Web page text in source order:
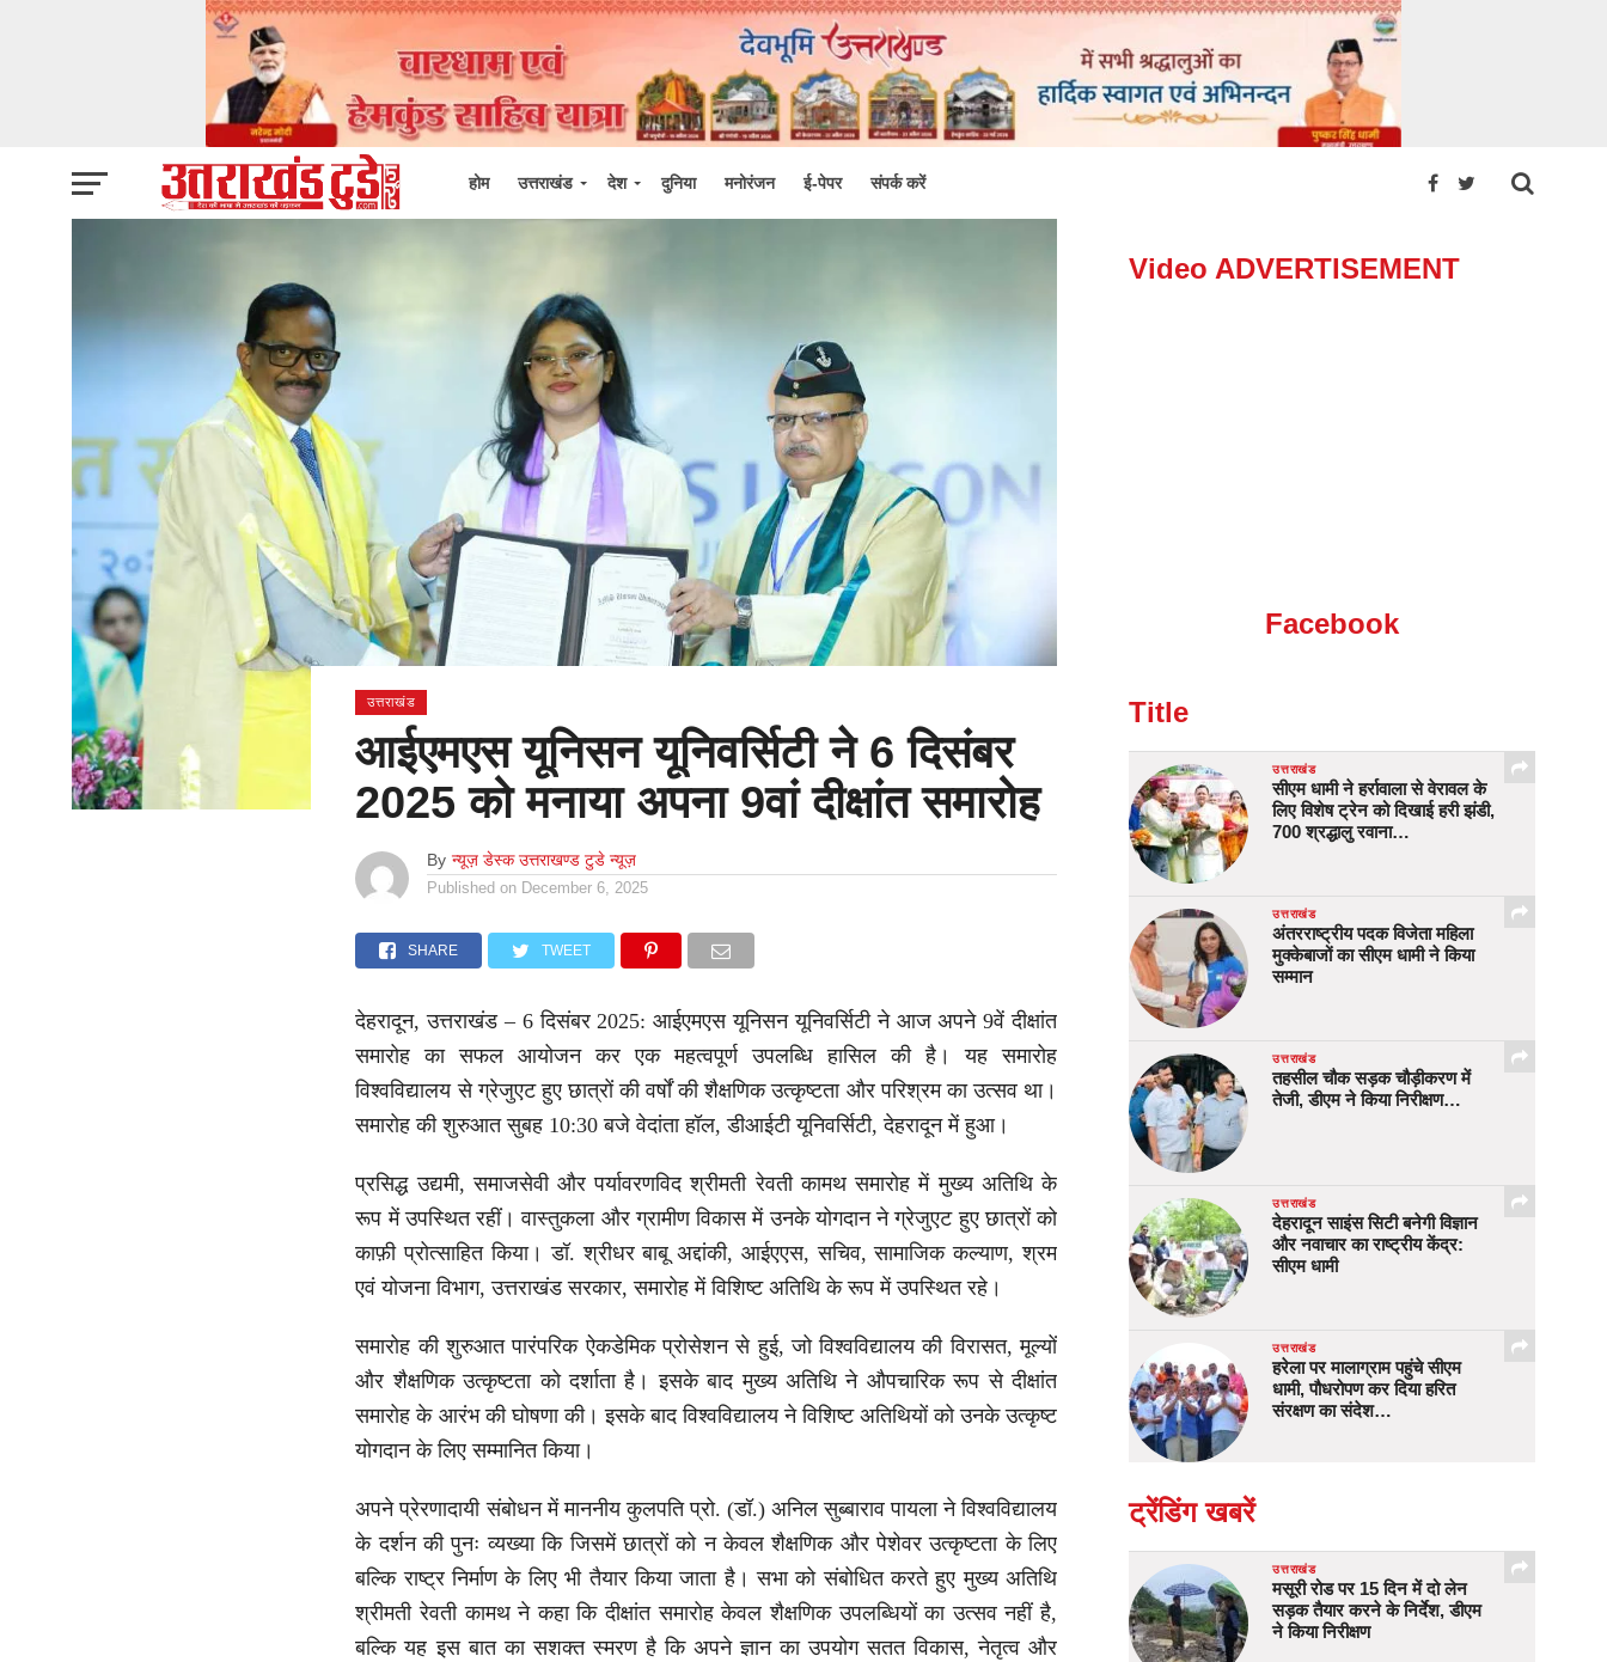
होम उत्तराखंड देश दुनिया मनोरंजन ई-पेपर संपर्क करें
उत्तराखंड
आईएमएस यूनिसन यूनिवर्सिटी ने 6 दिसंबर
2025 को मनाया अपना 9वां दीक्षांत समारोह
By न्यूज़ डेस्क उत्तराखण्ड टुडे न्यूज़
Published on December 6, 2025
SHARE TWEET
देहरादून, उत्तराखंड – 6 दिसंबर 2025: आईएमएस यूनिसन यूनिवर्सिटी ने आज अपने 9वें दीक्षांत
समारोह का सफल आयोजन कर एक महत्वपूर्ण उपलब्धि हासिल की है। यह समारोह
विश्वविद्यालय से ग्रेजुएट हुए छात्रों की वर्षों की शैक्षणिक उत्कृष्टता और परिश्रम का उत्सव था।
समारोह की शुरुआत सुबह 10:30 बजे वेदांता हॉल, डीआईटी यूनिवर्सिटी, देहरादून में हुआ।
प्रसिद्ध उद्यमी, समाजसेवी और पर्यावरणविद श्रीमती रेवती कामथ समारोह में मुख्य अतिथि के
रूप में उपस्थित रहीं। वास्तुकला और ग्रामीण विकास में उनके योगदान ने ग्रेजुएट हुए छात्रों को
काफ़ी प्रोत्साहित किया। डॉ. श्रीधर बाबू अद्दांकी, आईएएस, सचिव, सामाजिक कल्याण, श्रम
एवं योजना विभाग, उत्तराखंड सरकार, समारोह में विशिष्ट अतिथि के रूप में उपस्थित रहे।
समारोह की शुरुआत पारंपरिक ऐकडेमिक प्रोसेशन से हुई, जो विश्वविद्यालय की विरासत, मूल्यों
और शैक्षणिक उत्कृष्टता को दर्शाता है। इसके बाद मुख्य अतिथि ने औपचारिक रूप से दीक्षांत
समारोह के आरंभ की घोषणा की। इसके बाद विश्वविद्यालय ने विशिष्ट अतिथियों को उनके उत्कृष्ट
योगदान के लिए सम्मानित किया।
अपने प्रेरणादायी संबोधन में माननीय कुलपति प्रो. (डॉ.) अनिल सुब्बाराव पायला ने विश्वविद्यालय
के दर्शन की पुनः व्यख्या कि जिसमें छात्रों को न केवल शैक्षणिक और पेशेवर उत्कृष्टता के लिए
बल्कि राष्ट्र निर्माण के लिए भी तैयार किया जाता है। सभा को संबोधित करते हुए मुख्य अतिथि
श्रीमती रेवती कामथ ने कहा कि दीक्षांत समारोह केवल शैक्षणिक उपलब्धियों का उत्सव नहीं है,
बल्कि यह इस बात का सशक्त स्मरण है कि अपने ज्ञान का उपयोग सतत विकास, नेतृत्व और
Video ADVERTISEMENT
Facebook
Title
उत्तराखंड
सीएम धामी ने हर्रावाला से वेरावल के
लिए विशेष ट्रेन को दिखाई हरी झंडी,
700 श्रद्धालु रवाना…
उत्तराखंड
अंतरराष्ट्रीय पदक विजेता महिला
मुक्केबाजों का सीएम धामी ने किया
सम्मान
उत्तराखंड
तहसील चौक सड़क चौड़ीकरण में
तेजी, डीएम ने किया निरीक्षण…
उत्तराखंड
देहरादून साइंस सिटी बनेगी विज्ञान
और नवाचार का राष्ट्रीय केंद्र:
सीएम धामी
उत्तराखंड
हरेला पर मालाग्राम पहुंचे सीएम
धामी, पौधरोपण कर दिया हरित
संरक्षण का संदेश…
ट्रेंडिंग खबरें
उत्तराखंड
मसूरी रोड पर 15 दिन में दो लेन
सड़क तैयार करने के निर्देश, डीएम
ने किया निरीक्षण